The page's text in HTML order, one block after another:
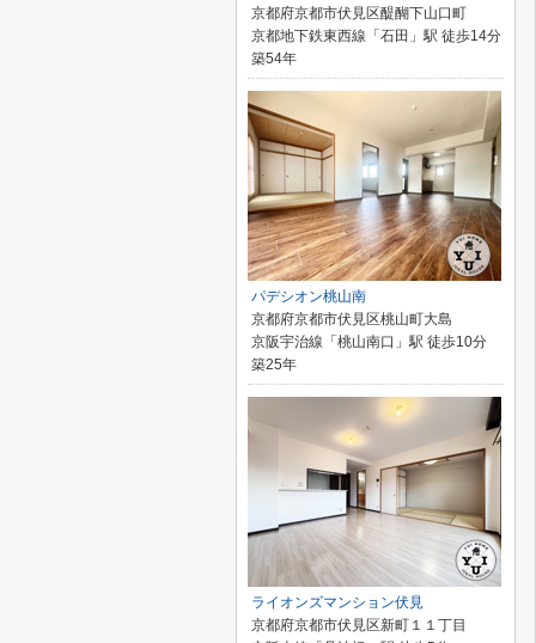
京都府京都市伏見区醍醐下山口町
京都地下鉄東西線「石田」駅 徒歩14分
築54年
パデシオン桃山南
京都府京都市伏見区桃山町大島
京阪宇治線「桃山南口」駅 徒歩10分
築25年
ライオンズマンション伏見
京都府京都市伏見区新町１１丁目